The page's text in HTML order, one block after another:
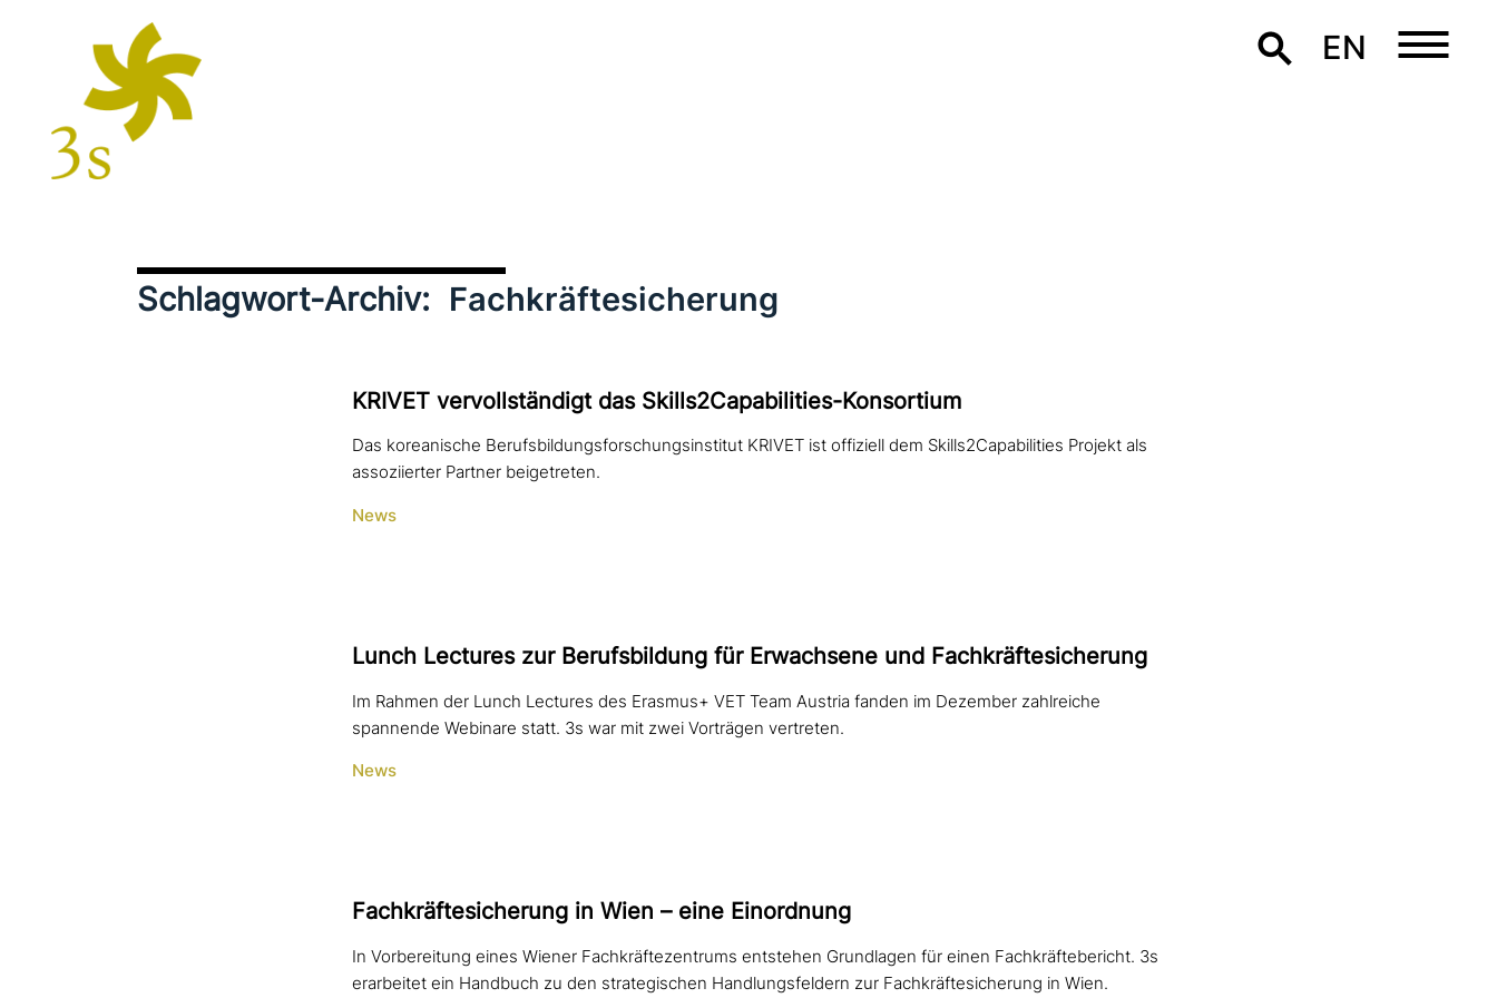
EN
Schlagwort-Archiv: Fachkräftesicherung
KRIVET ver­voll­stän­digt das Skills2Capabilities-Konsortium
Das koreanische Berufsbildungsforschungsinstitut KRIVET ist offiziell dem Skills2Capabilities Projekt als
assoziierter Partner beigetreten.
News
Lunch Lectures zur Berufsbildung für Erwachsene und Fachkräftesicherung
Im Rahmen der Lunch Lectures des Erasmus+ VET Team Austria fanden im Dezember zahlreiche
spannende Webinare statt. 3s war mit zwei Vorträgen vertreten.
News
Fachkräftesicherung in Wien – eine Einordnung
In Vorbereitung eines Wiener Fachkräftezentrums entstehen Grundlagen für einen Fachkräftebericht. 3s
erarbeitet ein Handbuch zu den strategischen Handlungsfeldern zur Fachkräftesicherung in Wien.